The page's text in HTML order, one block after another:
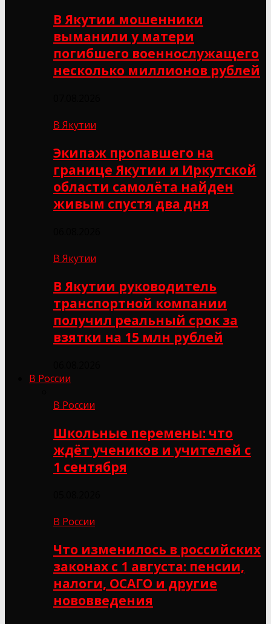
В Якутии мошенники
выманили у матери
погибшего военнослужащего
несколько миллионов рублей
В Якутии
Экипаж пропавшего на
границе Якутии и Иркутской
области самолёта найден
живым спустя два дня
В Якутии
В Якутии руководитель
транспортной компании
получил реальный срок за
взятки на 15 млн рублей
В России
В России
Школьные перемены: что
ждёт учеников и учителей с
1 сентября
В России
Что изменилось в российских
законах с 1 августа: пенсии,
налоги, ОСАГО и другие
нововведения